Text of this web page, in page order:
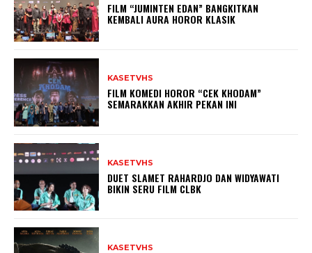
FILM “JUMINTEN EDAN” BANGKITKAN
KEMBALI AURA HOROR KLASIK
KASETVHS
FILM KOMEDI HOROR “CEK KHODAM”
SEMARAKKAN AKHIR PEKAN INI
KASETVHS
DUET SLAMET RAHARDJO DAN WIDYAWATI
BIKIN SERU FILM CLBK
KASETVHS